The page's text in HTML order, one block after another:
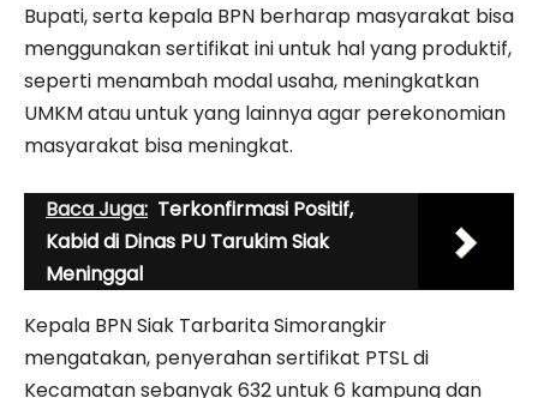
Bupati, serta kepala BPN berharap masyarakat bisa
menggunakan sertifikat ini untuk hal yang produktif,
seperti menambah modal usaha, meningkatkan
UMKM atau untuk yang lainnya agar perekonomian
masyarakat bisa meningkat.
Baca Juga: Terkonfirmasi Positif,
Kabid di Dinas PU Tarukim Siak
Meninggal
Kepala BPN Siak Tarbarita Simorangkir
mengatakan, penyerahan sertifikat PTSL di
Kecamatan sebanyak 632 untuk 6 kampung dan